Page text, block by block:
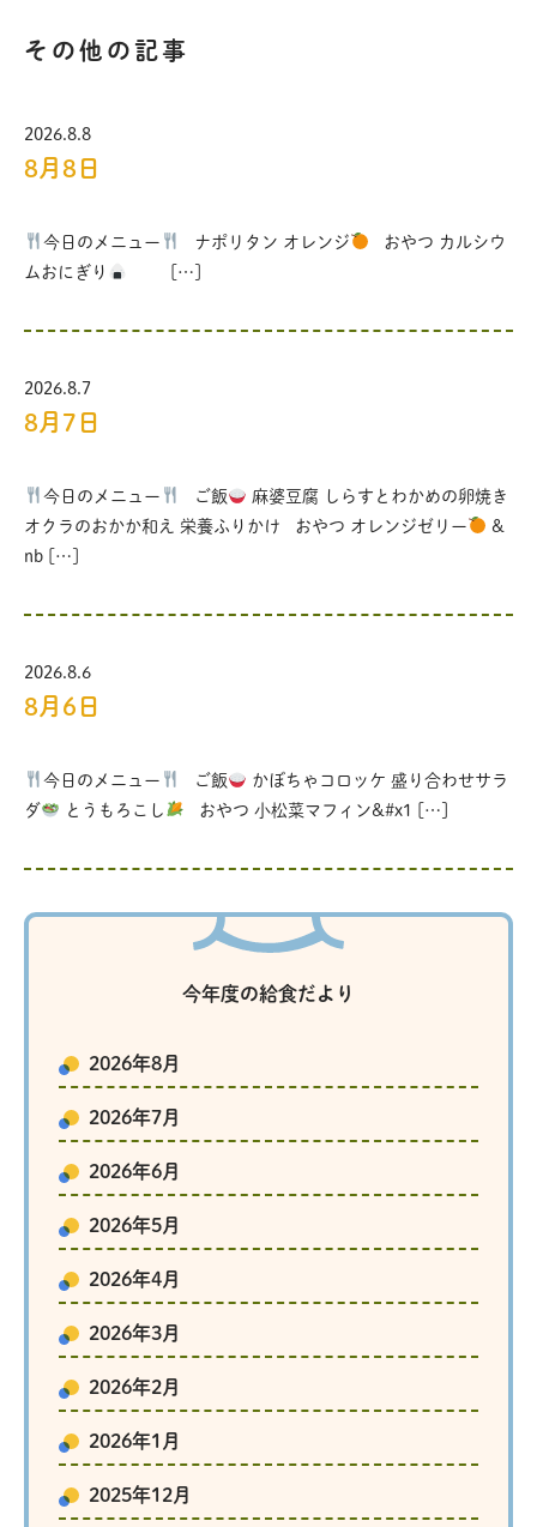
その他の記事
2026.8.8
8月8日
今日のメニュー ナポリタン オレンジ
おやつ カルシウ
ムおにぎり
[…]
2026.8.7
8月7日
今日のメニュー ご飯
麻婆豆腐 しらすとわかめの卵焼き
オクラのおかか和え 栄養ふりかけ おやつ オレンジゼリー
&
nb […]
2026.8.6
8月6日
今日のメニュー ご飯
かぼちゃコロッケ 盛り合わせサラ
ダ
とうもろこし おやつ 小松菜マフィン&#x1 […]
今年度の給食だより
2026年8月
2026年7月
2026年6月
2026年5月
2026年4月
2026年3月
2026年2月
2026年1月
2025年12月